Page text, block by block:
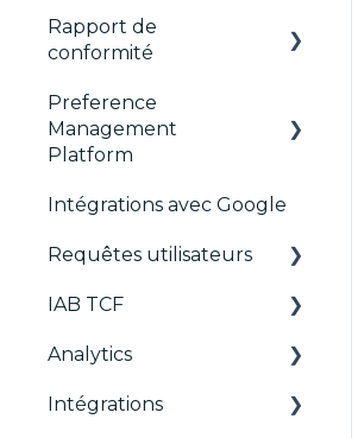
Les fondamentaux
Gérer les Vendors et
Purposes
Personnalisation
Multi-réglementations
Frameworks
Intégrations
Migration de la console
Rapport de
conformité
CMP Vendor Sync
Advanced Compliance
Preference
Management
Platform
Configuration Tree
Widget
Déployer
Intégrations avec Google
Requêtes utilisateurs
Requêtes utilisateurs
Widgets
IAB TCF
Google & le TCF
TCFv2 Présentation
Analytics
CMP
Intégrations